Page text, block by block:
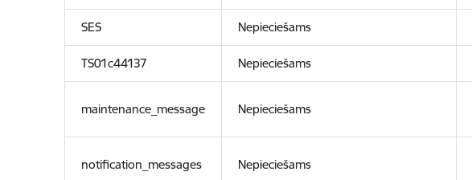
SES Nepieciešams
TS01c44137 Nepieciešams
maintenance_message Nepieciešams
notification_messages Nepieciešams